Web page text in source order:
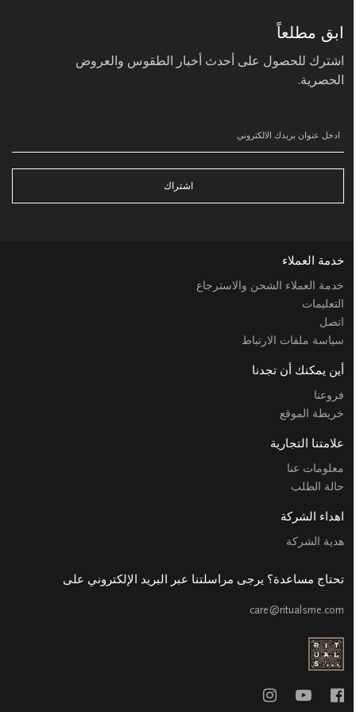
ابق مطلعاً
اشترك للحصول على أحدث أخبار الطقوس والعروض
الحصرية.
اشتراك
خدمة العملاء
خدمة العملاء الشحن والاسترجاع
التعليمات
اتصل
سياسة ملفات الارتباط
أين يمكنك أن تجدنا
فروعنا
خريطة الموقع
علامتنا التجارية
معلومات عنا
حالة الطلب
اهداء الشركة
هدية الشركة
تحتاج مساعدة؟ يرجى مراسلتنا عبر البريد الإلكتروني على
care@ritualsme.com